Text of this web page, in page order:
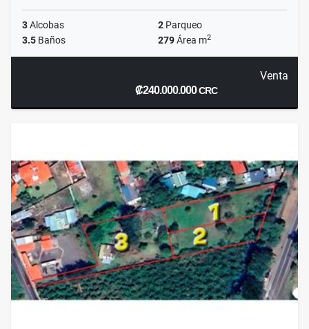
3Alcobas 2 Parqueo
3.5 Baños 279Área m2
Venta
₡240.000.000CRC